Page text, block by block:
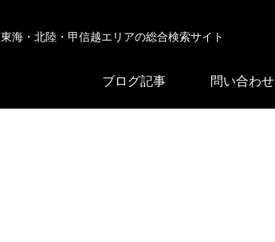
東海・北陸・甲信越エリアの総合検索サイト
ブログ記事 問い合わせ